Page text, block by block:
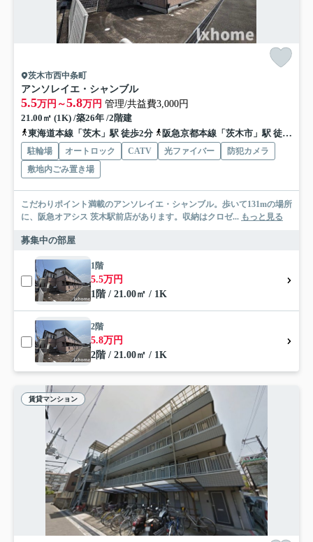
茨木市西中条町
アンソレイエ・シャンブル
5.5万円～5.8万円 管理/共益費3,000円
21.00㎡ (1K) /築26年 /2階建
東海道本線「茨木」駅 徒歩2分
阪急京都本線「茨木市」駅 徒歩18分
駐輪場 オートロック CATV 光ファイバー
防犯カメラ
敷地内ごみ置き場
こだわりポイント満載のアンソレイエ・シャンブル。歩いて131mの場所
に、阪急オアシス 茨木駅前店があります。収納はクロゼ... もっと見る
募集中の部屋
1階
5.5万円
1階 / 21.00㎡ / 1K
2階
5.8万円
2階 / 21.00㎡ / 1K
賃貸マンション